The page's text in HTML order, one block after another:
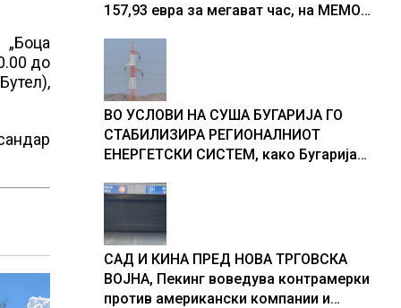
до
157,93 евра за мегават час, на МЕМО
ВО УСЛОВИ НА СУША БУГАРИЈА ГО
СТАБИЛИЗИРА РЕГИОНАЛНИОТ
ЕНЕРГЕТСКИ СИСТЕМ, како Бугарија
складирање на енергија од батерии
САД И КИНА ПРЕД НОВА ТРГОВСКА
ВОЈНА, Пекинг воведува контрамерки
против американски компании и